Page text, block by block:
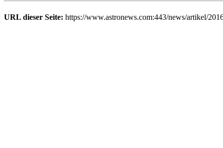
URL dieser Seite: https://www.astronews.com:443/news/artikel/